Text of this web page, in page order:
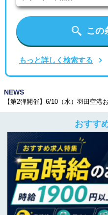
この
もっと詳しく検索する
NEWS
【第2弾開催】6/10（水）羽田空港
【第2弾開催】6/10（水）羽田空港
おすす